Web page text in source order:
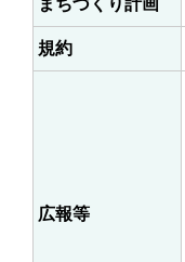
規約
広報等